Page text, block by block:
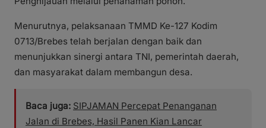
Menurutnya, pelaksanaan TMMD Ke-127 Kodim
0713/Brebes telah berjalan dengan baik dan
menunjukkan sinergi antara TNI, pemerintah daerah,
dan masyarakat dalam membangun desa.
Baca juga: SIPJAMAN Percepat Penanganan
Jalan di Brebes, Hasil Panen Kian Lancar